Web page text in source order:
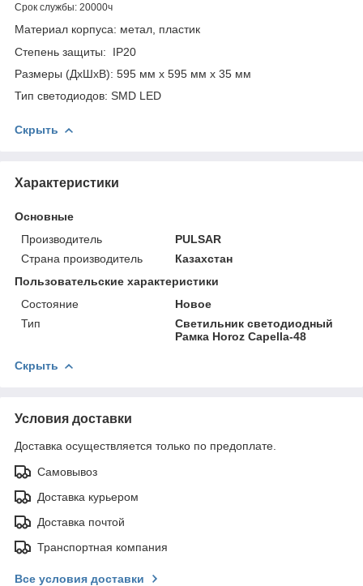
Срок службы: 20000ч
Материал корпуса: метал, пластик
Степень защиты: IP20
Размеры (ДхШхВ): 595 мм х 595 мм х 35 мм
Тип светодиодов: SMD LED
Скрыть
Характеристики
Основные
Производитель
PULSAR
Страна производитель
Казахстан
Пользовательские характеристики
Состояние
Новое
Тип
Светильник светодиодный
Рамка Horoz Capella-48
Скрыть
Условия доставки
Доставка осуществляется только по предоплате.
Самовывоз
Доставка курьером
Доставка почтой
Транспортная компания
Все условия доставки